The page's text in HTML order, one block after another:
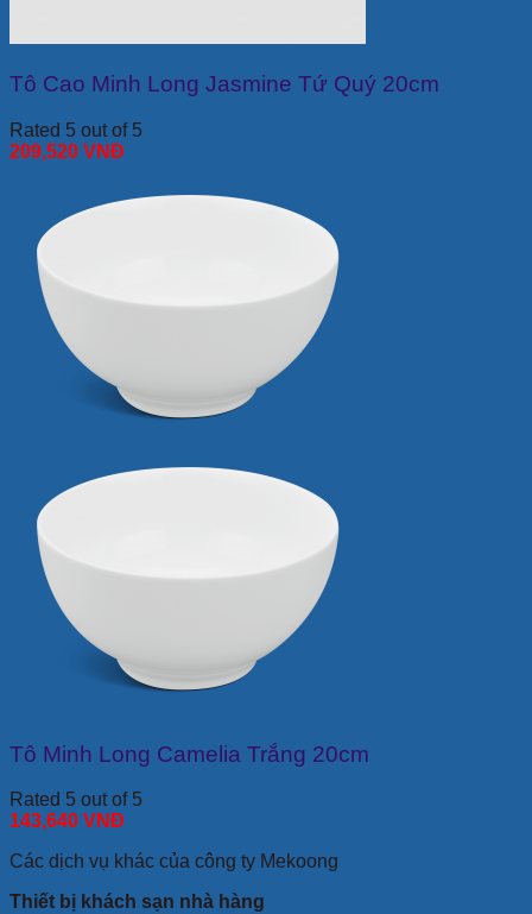
Tô Cao Minh Long Jasmine Tứ Quý 20cm
Rated 5 out of 5
209,520 VNĐ
Tô Minh Long Camelia Trắng 20cm
Rated 5 out of 5
143,640 VNĐ
Các dịch vụ khác của công ty Mekoong
Thiết bị khách sạn nhà hàng